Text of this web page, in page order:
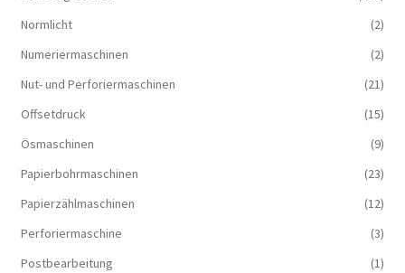
Normlicht
(2)
Numeriermaschinen
(2)
Nut- und Perforiermaschinen
(21)
Offsetdruck
(15)
Ösmaschinen
(9)
Papierbohrmaschinen
(23)
Papierzählmaschinen
(12)
Perforiermaschine
(3)
Postbearbeitung
(1)